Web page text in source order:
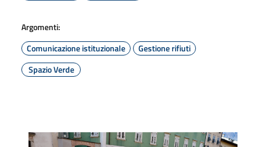
Argomenti:
Comunicazione istituzionale
Gestione rifiuti
Spazio Verde